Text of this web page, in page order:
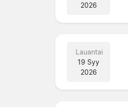
2026
Lauantai
19 Syy
2026